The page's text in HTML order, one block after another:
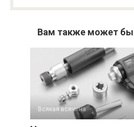
Вам также может
Всякая всячина